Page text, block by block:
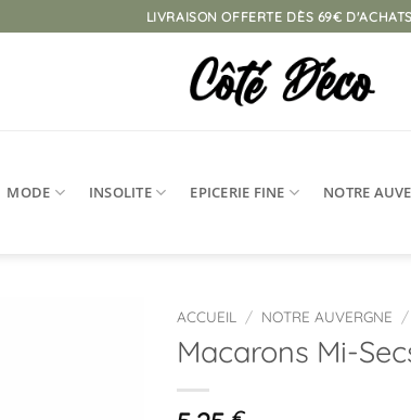
LIVRAISON OFFERTE DÈS 69€
MODE INSOLITE EPICERIE FINE NOTRE
ACCUEIL / NOTRE AUVERGNE /
Macarons Mi-